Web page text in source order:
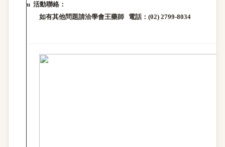
u 活動聯絡：
如有其他問題請洽學會王藥師
電話： (02) 2799-8034